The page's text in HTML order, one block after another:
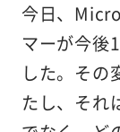
今日、
マーが今後
した。その
たし、それ